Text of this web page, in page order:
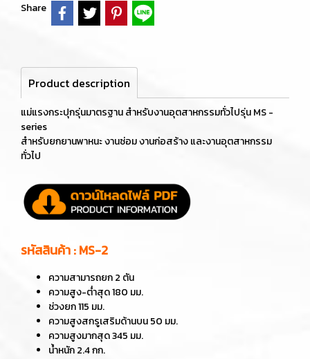
Share
Product description
แม่แรงกระปุกรุ่นมาตรฐาน สำหรับงานอุตสาหกรรมทั่วไปรุ่น MS -
series
สำหรับยกยานพาหนะ งานซ่อม งานก่อสร้าง และงานอุตสาหกรรม
ทั่วไป
รหัสสินค้า : MS-2
ความสามารถยก 2 ตัน
ความสูง-ต่ำสุด 180 มม.
ช่วงยก 115 มม.
ความสูงสกรูเสริมด้านบน 50 มม.
ความสูงมากสุด 345 มม.
น้ำหนัก 2.4 กก.